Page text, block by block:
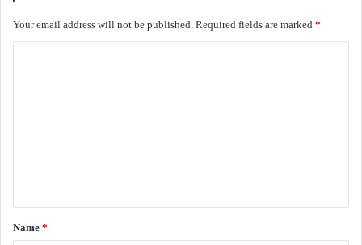
Your email address will not be published. Required fields are marked *
*
Name *